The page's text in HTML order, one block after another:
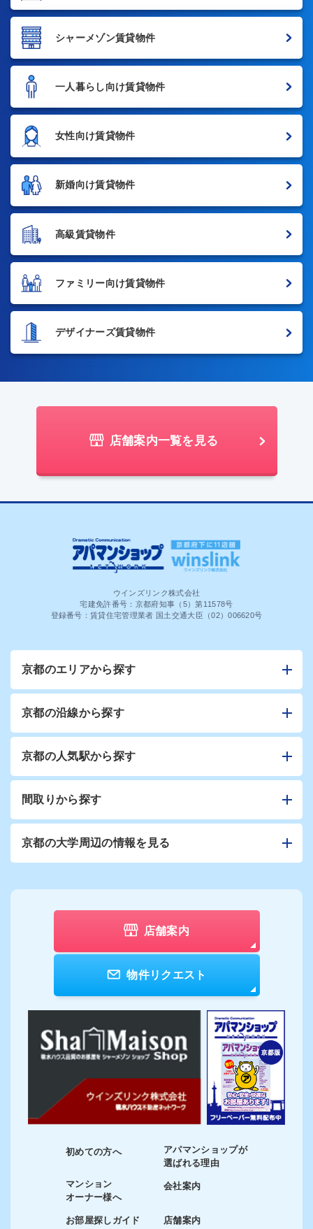
シャーメゾン賃貸物件
一人暮らし向け賃貸物件
女性向け賃貸物件
新婚向け賃貸物件
高級賃貸物件
ファミリー向け賃貸物件
デザイナーズ賃貸物件
店舗案内一覧を見る
ウインズリンク株式会社
宅建免許番号：京都府知事（5）第11578号
登録番号：賃貸住宅管理業者 国土交通大臣（02）006620号
京都のエリアから探す
京都の沿線から探す
京都の人気駅から探す
間取りから探す
京都の大学周辺の情報を見る
店舗案内
物件リクエスト
初めての方へ
マンション
オーナー様へ
お部屋探しガイド
アパマンショップが
選ばれる理由
会社案内
店舗案内